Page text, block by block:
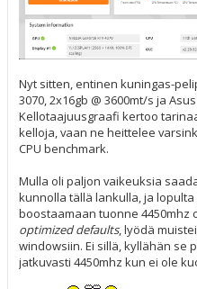
Nyt sitten, entinen kuningas-
3070, 2x16gb @ 3600mt/s ja Asus
Kellotaajuusgraafi kertoo
kelloja, vaan ne heittelee
CPU benchmark.
Mulla oli paljon vaikeuksia
kunnolla tällä lankulla, ja
boostaamaan tuonne 4450mhz
optimized defaults, lyödä
windowsiin. Ei sillä, kyllähän se
jatkuvasti 4450mhz kun ei ole